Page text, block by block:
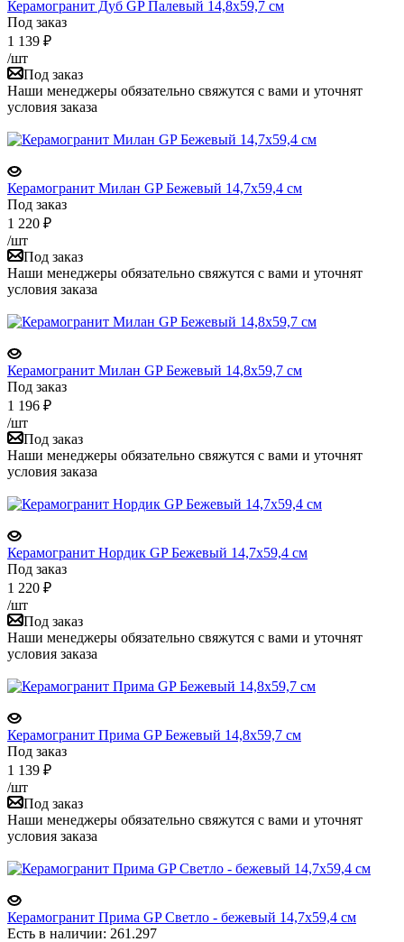
Керамогранит Дуб GP Палевый 14,8x59,7 см
Под заказ
1 139 ₽
/шт
Под заказ
Наши менеджеры обязательно свяжутся с вами и уточнят
условия заказа
Керамогранит Милан GP Бежевый 14,7х59,4 см
Под заказ
1 220 ₽
/шт
Под заказ
Наши менеджеры обязательно свяжутся с вами и уточнят
условия заказа
Керамогранит Милан GP Бежевый 14,8x59,7 см
Под заказ
1 196 ₽
/шт
Под заказ
Наши менеджеры обязательно свяжутся с вами и уточнят
условия заказа
Керамогранит Нордик GP Бежевый 14,7х59,4 см
Под заказ
1 220 ₽
/шт
Под заказ
Наши менеджеры обязательно свяжутся с вами и уточнят
условия заказа
Керамогранит Прима GP Бежевый 14,8x59,7 см
Под заказ
1 139 ₽
/шт
Под заказ
Наши менеджеры обязательно свяжутся с вами и уточнят
условия заказа
Керамогранит Прима GP Светло - бежевый 14,7х59,4 см
Есть в наличии: 261.297